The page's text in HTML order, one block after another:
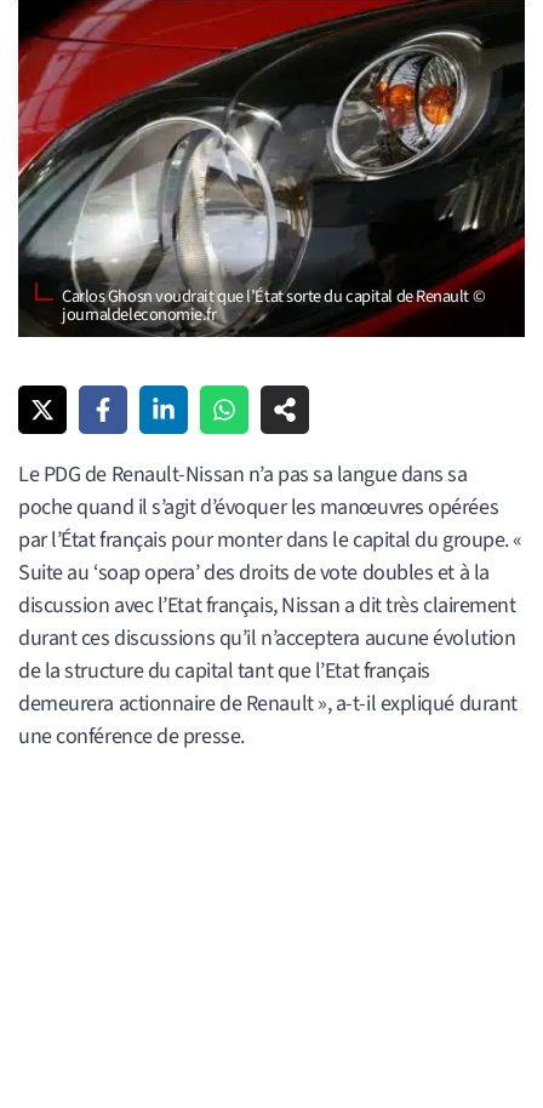
Carlos Ghosn voudrait que l’État sorte du capital de Renault ©
journaldeleconomie.fr
Le PDG de Renault-Nissan n’a pas sa langue dans sa
poche quand il s’agit d’évoquer les manœuvres opérées
par l’État français pour monter dans le capital du groupe. «
Suite au ‘soap opera’ des droits de vote doubles et à la
discussion avec l’Etat français, Nissan a dit très clairement
durant ces discussions qu’il n’acceptera aucune évolution
de la structure du capital tant que l’Etat français
demeurera actionnaire de Renault », a-t-il expliqué durant
une conférence de presse.